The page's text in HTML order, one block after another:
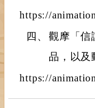
https://
四、 觀摩「信
品，以及
https://